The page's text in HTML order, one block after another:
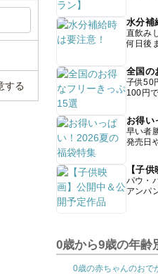
する
水分補
直飲み
何日後
全国の
子供50
100円
お得い
早い者
発売日
【子
パウ・
アンパ
0歳から9歳の年齢
0歳の赤ちゃんのおで